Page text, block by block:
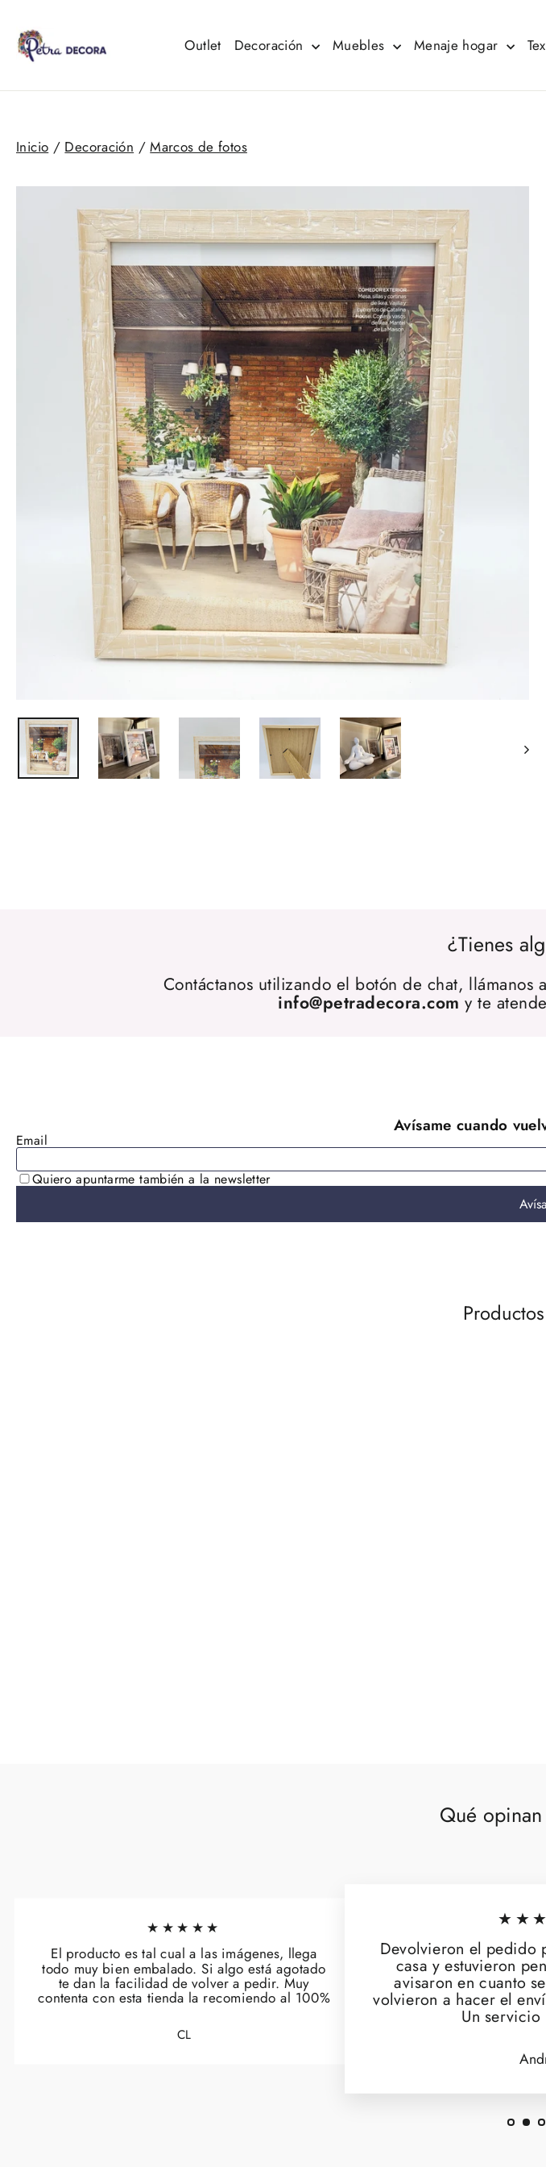
contenido Outlet Decoración Muebles Menaje hogar
Inicio / Decoración / Marcos de fotos
¿Tienes
Contáctanos utilizando el botón de chat,
info@petradecora.com y te
Qué
★★★★★
El producto es tal cual a las imágenes, llega
todo muy bien embalado. Si algo está agotado
te dan la facilidad de volver a pedir. Muy
contenta con esta tienda la recomiendo al 100%
CL
Devolvieron el pedido
casa y estuvieron
avisaron en cuanto
volvieron a hacer el
Un